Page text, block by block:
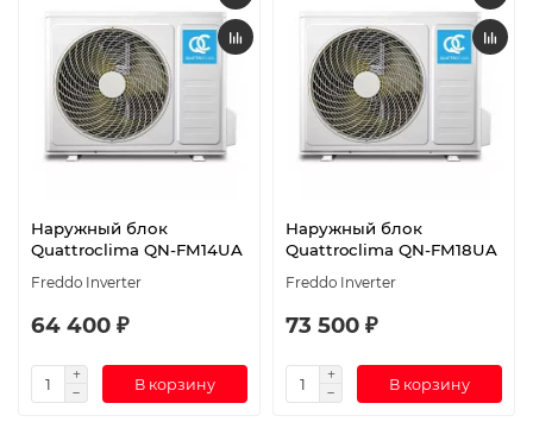
Наружный блок
Quattroclima QN-FM14UA
Freddo Inverter
64 400 ₽
В корзину
Наружный блок
Quattroclima QN-FM18UA
Freddo Inverter
73 500 ₽
В корзину